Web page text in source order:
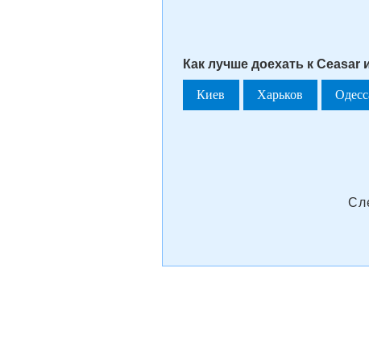
Как лучше доехать к Ceasar
Киев Харьков